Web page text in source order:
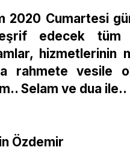
Cumartesi
edecek tüm
hizmetlerinin
rahmete vesile
Selam ve dua ile..
Özdemir